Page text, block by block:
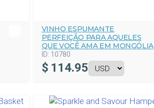
VINHO ESPUMANTE
PERFEIÇÃO PARA AQUELES
QUE VOCÊ AMA EM MONGÓLIA
ID: 10780
$ 114.95